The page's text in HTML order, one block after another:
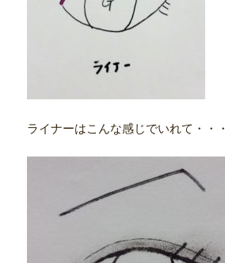
ライナーはこんな感じでいれて・・・